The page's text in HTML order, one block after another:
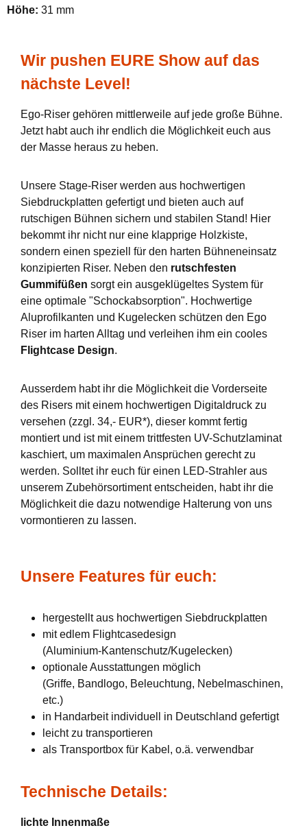
Höhe: 31 mm
Wir pushen EURE Show auf das
nächste Level!
Ego-Riser gehören mittlerweile auf jede große Bühne.
Jetzt habt auch ihr endlich die Möglichkeit euch aus
der Masse heraus zu heben.
Unsere Stage-Riser werden aus hochwertigen
Siebdruckplatten gefertigt und bieten auch auf
rutschigen Bühnen sichern und stabilen Stand! Hier
bekommt ihr nicht nur eine klapprige Holzkiste,
sondern einen speziell für den harten Bühneneinsatz
konzipierten Riser. Neben den rutschfesten
Gummifüßen sorgt ein ausgeklügeltes System für
eine optimale "Schockabsorption". Hochwertige
Aluprofilkanten und Kugelecken schützen den Ego
Riser im harten Alltag und verleihen ihm ein cooles
Flightcase Design.
Ausserdem habt ihr die Möglichkeit die Vorderseite
des Risers mit einem hochwertigen Digitaldruck zu
versehen (zzgl. 34,- EUR*), dieser kommt fertig
montiert und ist mit einem trittfesten UV-Schutzlaminat
kaschiert, um maximalen Ansprüchen gerecht zu
werden. Solltet ihr euch für einen LED-Strahler aus
unserem Zubehörsortiment entscheiden, habt ihr die
Möglichkeit die dazu notwendige Halterung von uns
vormontieren zu lassen.
Unsere Features für euch:
hergestellt aus hochwertigen Siebdruckplatten
mit edlem Flightcasedesign
(Aluminium-Kantenschutz/Kugelecken)
optionale Ausstattungen möglich
(Griffe, Bandlogo, Beleuchtung, Nebelmaschinen,
etc.)
in Handarbeit individuell in Deutschland gefertigt
leicht zu transportieren
als Transportbox für Kabel, o.ä. verwendbar
Technische Details:
lichte Innenmaße